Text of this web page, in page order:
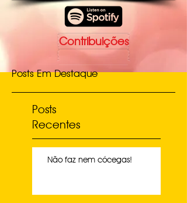
Contribuições
Posts Em Destaque
Posts
Recentes
Não faz nem cócegas!